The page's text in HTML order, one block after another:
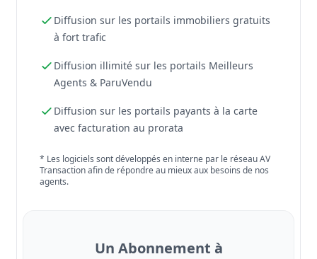
Diffusion sur les portails immobiliers gratuits
à fort trafic
Diffusion illimité sur les portails Meilleurs
Agents & ParuVendu
Diffusion sur les portails payants à la carte
avec facturation au prorata
* Les logiciels sont développés en interne par le réseau AV
Transaction afin de répondre au mieux aux besoins de nos
agents.
Un Abonnement à